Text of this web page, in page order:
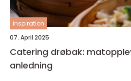
inspiration
07. April 2025
Catering drøbak:
anledning